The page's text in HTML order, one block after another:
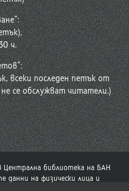
ч.
всеки последен петък от
се обслужват читатели.)
Централна библиотека на БАН
данни на физически лица и